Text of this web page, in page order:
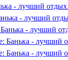
- лучший
- лучший
- лучший
Банька - лучший
Банька - лучший